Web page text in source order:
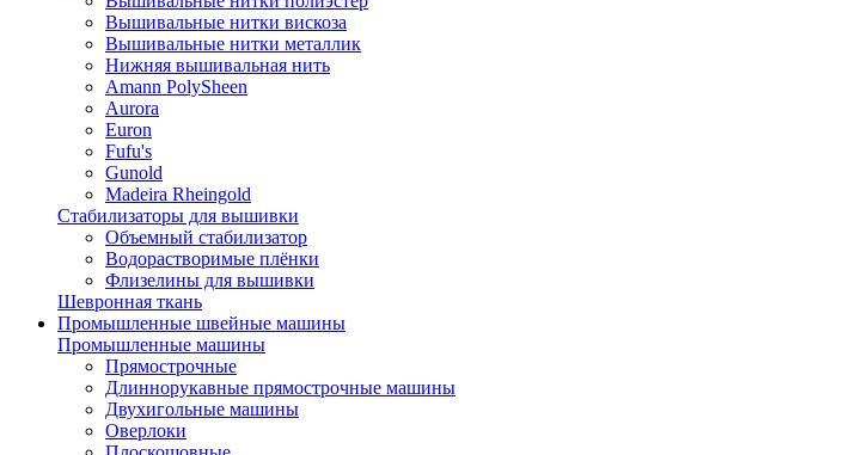
Вышивальные нитки вискоза
Вышивальные нитки металлик
Нижняя вышивальная нить
Amann PolySheen
Aurora
Euron
Fufu's
Gunold
Madeira Rheingold
Стабилизаторы для вышивки
Объемный стабилизатор
Водорастворимые плёнки
Флизелины для вышивки
Шевронная ткань
Промышленные швейные машины
Промышленные машины
Прямострочные
Длиннорукавные прямострочные машины
Двухигольные машины
Оверлоки